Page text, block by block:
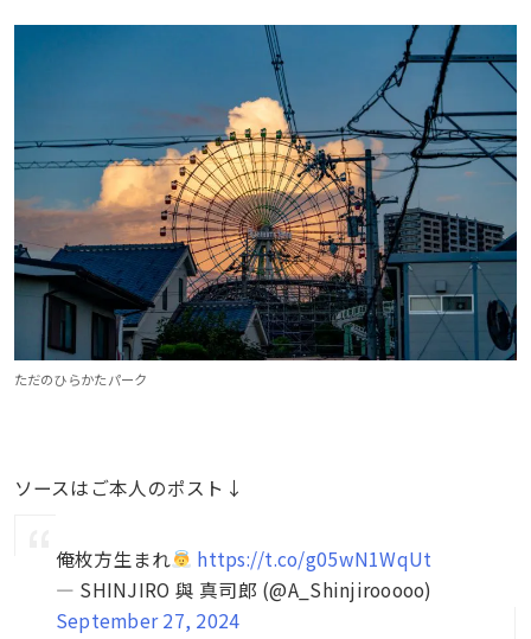
ただのひらかたパーク
ソースはご本人のポスト↓
俺枚方生まれ
https://t.co/g05wN1WqUt
— SHINJIRO 與 真司郎 (@A_Shinjirooooo)
September 27, 2024